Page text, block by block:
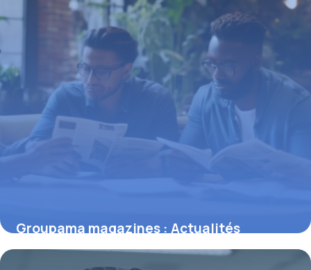
Groupama magazines : Actualités
assurance